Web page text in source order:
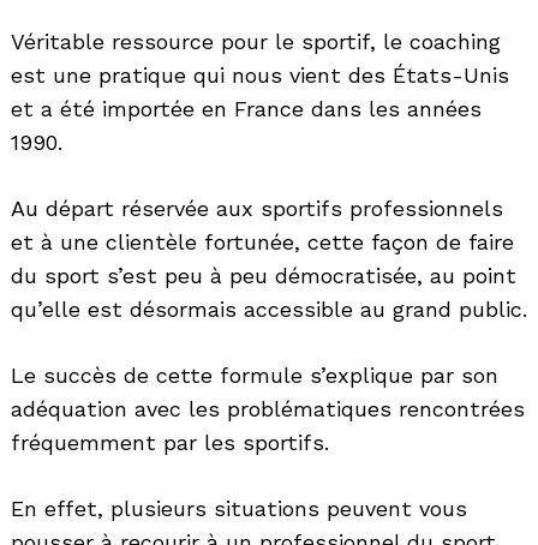
Véritable ressource pour le sportif, le coaching
est une pratique qui nous vient des États-Unis
et a été importée en France dans les années
1990.
Au départ réservée aux sportifs professionnels
et à une clientèle fortunée, cette façon de faire
du sport s’est peu à peu démocratisée, au point
qu’elle est désormais accessible au grand public.
Le succès de cette formule s’explique par son
adéquation avec les problématiques rencontrées
fréquemment par les sportifs.
En effet, plusieurs situations peuvent vous